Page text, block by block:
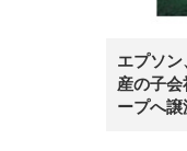
エプソ
産の子
ープへ譲